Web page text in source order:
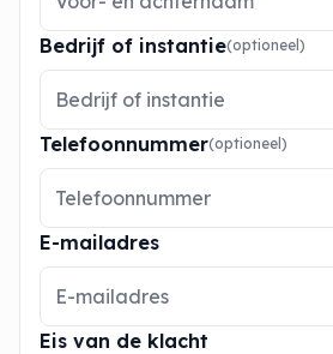
Bedrijf of instantie(optioneel)
Telefoonnummer(optioneel)
E-mailadres
Eis van de klacht